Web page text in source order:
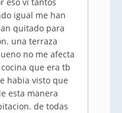
igual me han
quitado para
una terraza
no me afecta
que era tb
habia visto que
esta manera
de todas